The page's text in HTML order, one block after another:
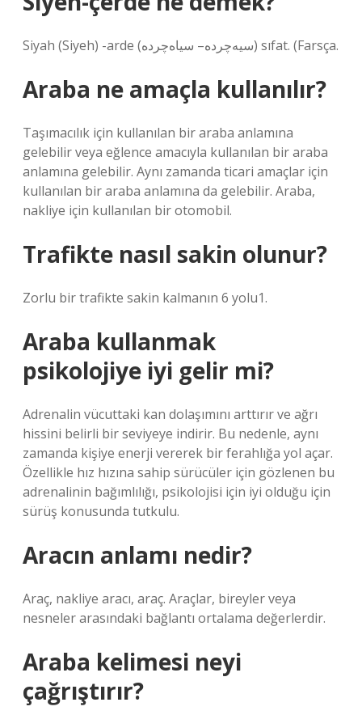
Siyah (Siyeh) -arde (ﺳﻴﻪﭼﺮﺩﻩ– ﺳﻴﺎﻩﭼﺮﺩﻩ) sıfat. (Farsça.
Araba ne amaçla kullanılır?
Taşımacılık için kullanılan bir araba anlamına
gelebilir veya eğlence amacıyla kullanılan bir araba
anlamına gelebilir. Aynı zamanda ticari amaçlar için
kullanılan bir araba anlamına da gelebilir. Araba,
nakliye için kullanılan bir otomobil.
Trafikte nasıl sakin olunur?
Zorlu bir trafikte sakin kalmanın 6 yolu1.
Araba kullanmak
psikolojiye iyi gelir mi?
Adrenalin vücuttaki kan dolaşımını arttırır ve ağrı
hissini belirli bir seviyeye indirir. Bu nedenle, aynı
zamanda kişiye enerji vererek bir ferahlığa yol açar.
Özellikle hız hızına sahip sürücüler için gözlenen bu
adrenalinin bağımlılığı, psikolojisi için iyi olduğu için
sürüş konusunda tutkulu.
Aracın anlamı nedir?
Araç, nakliye aracı, araç. Araçlar, bireyler veya
nesneler arasındaki bağlantı ortalama değerlerdir.
Araba kelimesi neyi
çağrıştırır?